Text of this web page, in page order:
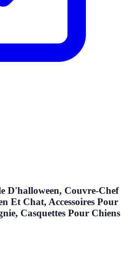
D'halloween, Couvre-Chef
Et Chat, Accessoires Pour
Casquettes Pour Chiens